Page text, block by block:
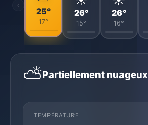
‹
25°
17°
26°
15°
26°
16°
⛅Partiellement nuageux
TEMPÉRATURE